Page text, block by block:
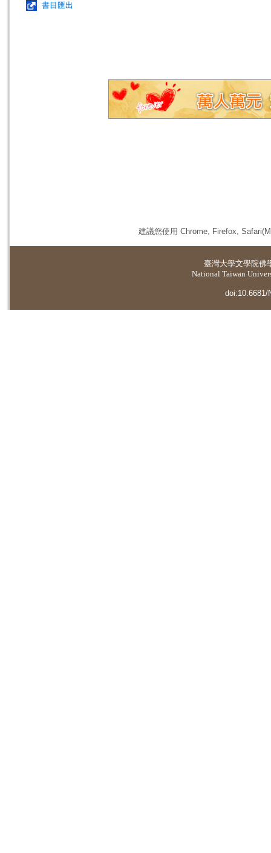
書目匯出
建議您使用 Chrome, Firefox,
臺灣大學文學院佛
National Taiwan
doi:10.6681/